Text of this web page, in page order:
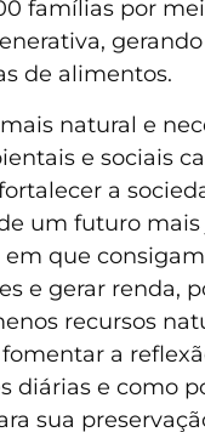
famílias por
de alimentos.
mais natural e
e sociais
a
um futuro mais
em que
e gerar renda,
recursos
a
diárias e como
sua